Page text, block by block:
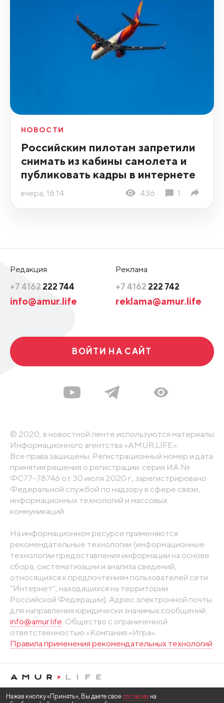
НОВОСТИ
Российским пилотам запретили
снимать из кабины самолета и
публиковать кадры в интернете
вчера, 18:14 436 1
Редакция
+7 4162 222 744
info@amur.life
Реклама
+7 4162 222 742
reklama@amur.life
ВОЙТИ НА САЙТ
© 2020, в новостной ленте используются материалы
Информационного агентства «AMUR.LIFE».
Все права защищены. Регистрационный номер и дата
принятия решения о регистрации: серия ИА №
ФС77-78746 от 30 июля 2020 г., зарегистрировано
Федеральной службой по надзору в сфере связи,
информационных технологий и массовых
коммуникаций
На информационном ресурсе применяются
рекомендательные технологии (информационные
технологии предоставления информации на основе
сбора, систематизации и анализа сведений,
относящихся к предпочтениям пользователей сети
"Интернет", находящихся на территории
Российской Федерации). Адрес электронной почты
для направления юридически значимых сообщений:
info@amur.life. Общество с ограниченной
ответственностью «Компания «Игра».
Правила применения рекомендательных технологий
Нажав кнопку «Принять», Вы даете свое согласие на